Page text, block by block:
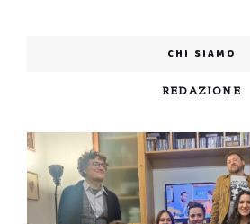
CHI SIAMO
REDAZIONE